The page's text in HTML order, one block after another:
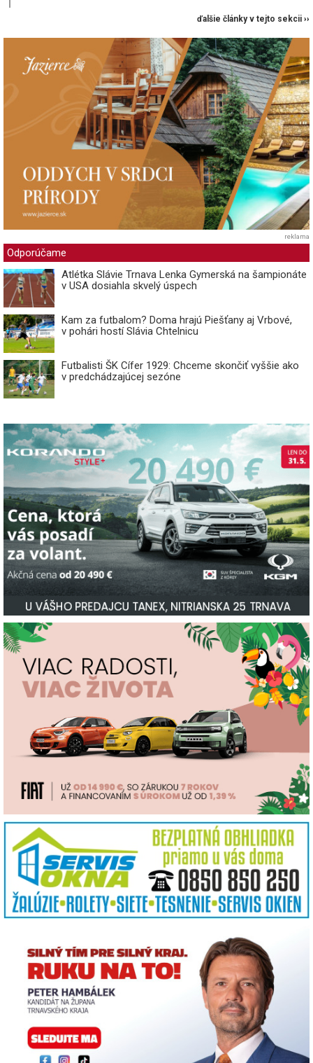
ďalšie články v tejto sekcii ››
reklama
Odporúčame
Atlétka Slávie Trnava Lenka Gymerská na šampionáte
v USA dosiahla skvelý úspech
Kam za futbalom? Doma hrajú Piešťany aj Vrbové,
v pohári hostí Slávia Chtelnicu
Futbalisti ŠK Cífer 1929: Chceme skončiť vyššie ako
v predchádzajúcej sezóne